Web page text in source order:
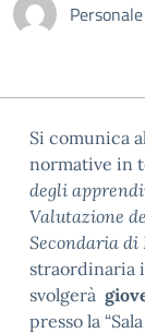
Si comunica
normative in
degli
Valutazione
Secondaria di
straordinaria
svolgerà
presso la